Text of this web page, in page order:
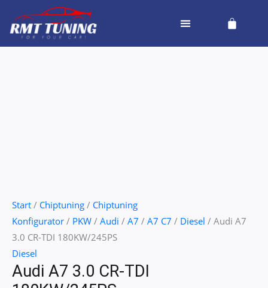
Inhalt
springen
Cart
Start / Chiptuning / Chiptuning
Konfigurator / PKW / Audi / A7 / A7 C7 / Diesel / Audi A7
3.0 CR-TDI 180KW/245PS
Diesel
Audi A7 3.0 CR-TDI